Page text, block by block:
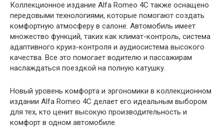
Коллекционное издание Alfa Romeo 4C также оснащено
передовыми технологиями, которые помогают создать
комфортную атмосферу в салоне. Автомобиль имеет
множество функций, таких как климат-контроль, система
адаптивного круиз-контроля и аудиосистема высокого
качества. Все это помогает водителю и пассажирам
наслаждаться поездкой на полную катушку.
Новый уровень комфорта и эргономики в коллекционном
издании Alfa Romeo 4C делает его идеальным выбором
для тех, кто ценит высокую производительность и
комфорт в одном автомобиле.